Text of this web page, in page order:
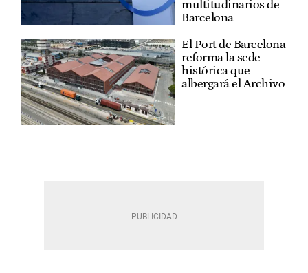
multitudinarios de
Barcelona
El Port de Barcelona
reforma la sede
histórica que
albergará el Archivo